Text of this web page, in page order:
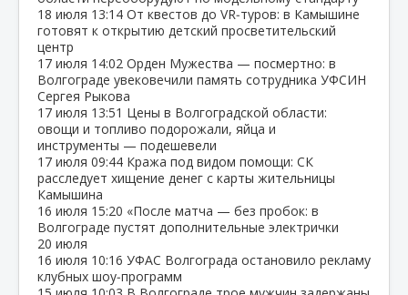
18 июля 13:14 От квестов до VR‑туров: в Камышине
готовят к открытию детский просветительский
центр
17 июля 14:02 Орден Мужества — посмертно: в
Волгограде увековечили память сотрудника УФСИН
Сергея Рыкова
17 июля 13:51 Цены в Волгоградской области:
овощи и топливо подорожали, яйца и
инструменты — подешевели
17 июля 09:44 Кража под видом помощи: СК
расследует хищение денег с карты жительницы
Камышина
16 июля 15:20 «После матча — без пробок: в
Волгограде пустят дополнительные электрички
20 июля
16 июля 10:16 УФАС Волгограда остановило рекламу
клубных шоу‑программ